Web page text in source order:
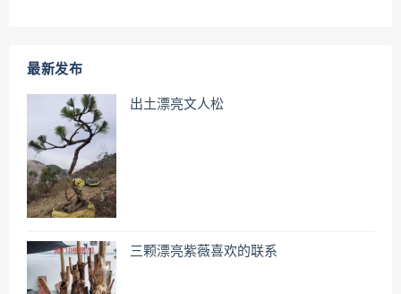
最新发布
出土漂亮文人松
三颗漂亮紫薇喜欢的联系